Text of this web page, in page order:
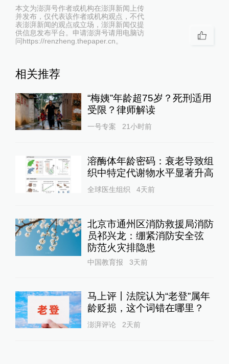
本文为澎湃号作者或机构在澎湃新闻上传
并发布，仅代表该作者或机构观点，不代
表澎湃新闻的观点或立场，澎湃新闻仅提
供信息发布平台。申请澎湃号请用电脑访
问https://renzheng.thepaper.cn。
相关推荐
“梅姨”年龄超75岁？死刑适用
受限？律师解读
一号专案 21小时前
溶酶体年龄密码：衰老导致组
织中特定代谢物水平显著升高
全球医生组织 4天前
北京市通州区消防救援局消防
员祁兴龙：绷紧消防安全弦
防范火灾排隐患
中国教育报 3天前
马上评丨法院认为“老登”属年
龄贬损，这个词错在哪里？
澎湃评论 2天前